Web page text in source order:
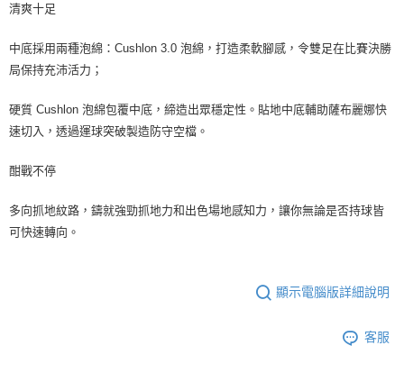
清爽十足
中底採用兩種泡綿：Cushlon 3.0 泡綿，打造柔軟腳感，令雙足在比賽決勝
局保持充沛活力；
硬質 Cushlon 泡綿包覆中底，締造出眾穩定性。貼地中底輔助薩布麗娜快
速切入，透過運球突破製造防守空檔。
酣戰不停
多向抓地紋路，鑄就強勁抓地力和出色場地感知力，讓你無論是否持球皆
可快速轉向。
顯示電腦版詳細說明
客服